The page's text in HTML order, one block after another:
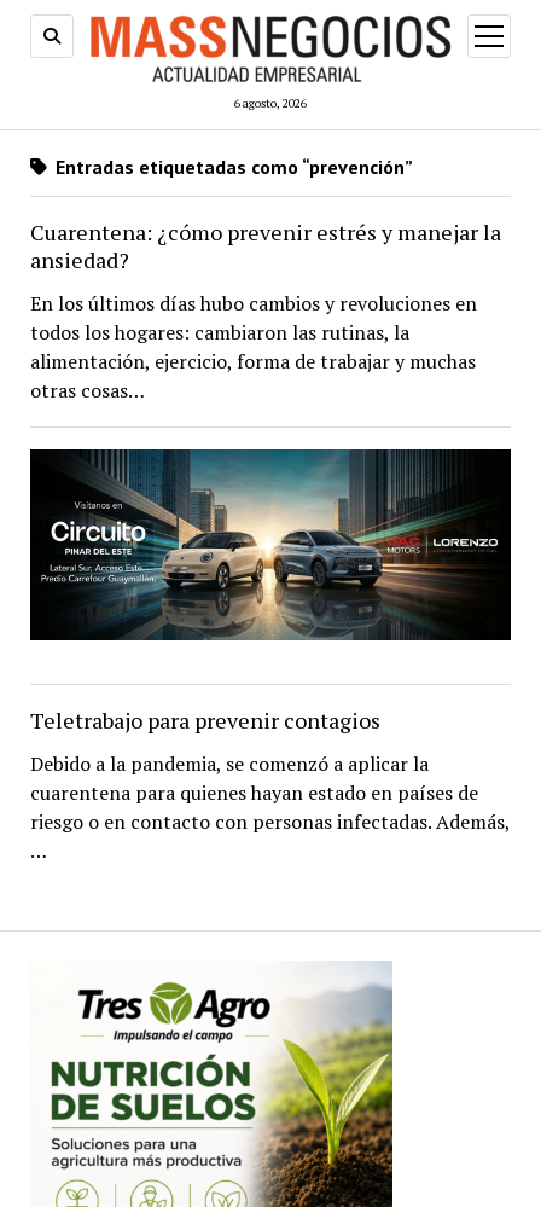
6 agosto, 2026
abrir
menú
Entradas etiquetadas como “prevención”
Cuarentena: ¿cómo prevenir estrés y manejar la
ansiedad?
En los últimos días hubo cambios y revoluciones en
todos los hogares: cambiaron las rutinas, la
alimentación, ejercicio, forma de trabajar y muchas
otras cosas…
Teletrabajo para prevenir contagios
Debido a la pandemia, se comenzó a aplicar la
cuarentena para quienes hayan estado en países de
riesgo o en contacto con personas infectadas. Además,
…